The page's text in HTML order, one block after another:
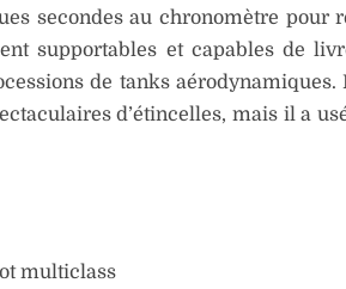
secondes au chronomètre pour
supportables et capables de
de tanks aérodynamiques.
d’étincelles, mais il a
multiclass